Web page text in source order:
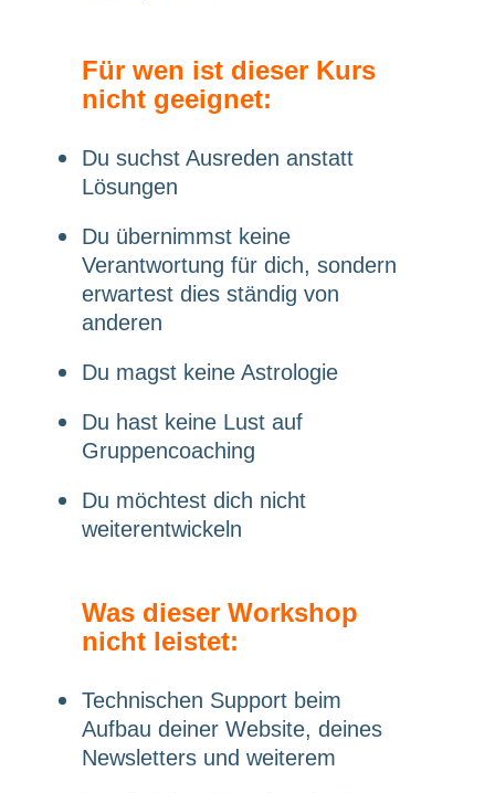
Für wen ist dieser Kurs
nicht geeignet:
Du suchst Ausreden anstatt
Lösungen
Du übernimmst keine
Verantwortung für dich, sondern
erwartest dies ständig von
anderen
Du magst keine Astrologie
Du hast keine Lust auf
Gruppencoaching
Du möchtest dich nicht
weiterentwickeln
Was dieser Workshop
nicht leistet:
Technischen Support beim
Aufbau deiner Website, deines
Newsletters und weiterem